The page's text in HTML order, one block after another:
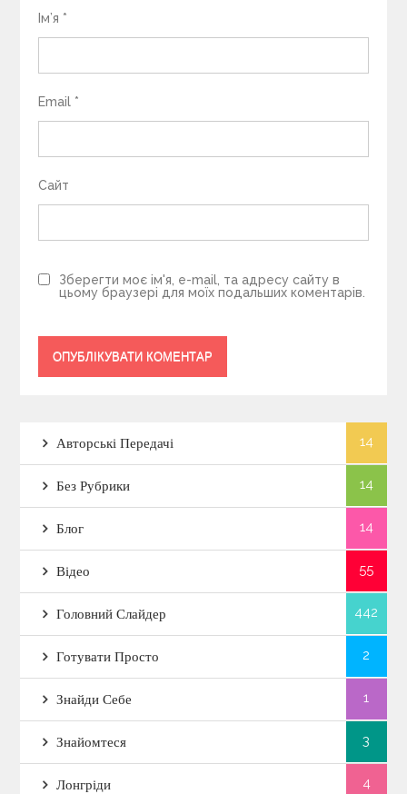
Ім’я *
Email *
Сайт
Зберегти моє ім'я, e-mail, та адресу сайту в
цьому браузері для моїх подальших коментарів.
Авторські Передачі 14
Без Рубрики 14
Блог 14
Відео 55
Головний Слайдер 442
Готувати Просто 2
Знайди Себе 1
Знайомтеся 3
Лонгріди 4